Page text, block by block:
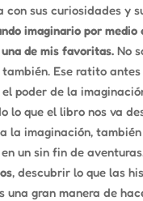
con sus curiosidades y
imaginario por medio
de mis favoritas.No
Ese ratito antes
poder de la
lo que el libro nos va
la imaginación, también
en un sin fin de
, descubrir lo que las
una gran manera de